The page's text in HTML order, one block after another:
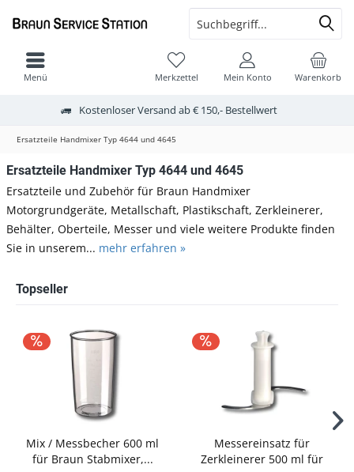
Kostenloser Versand ab € 150,- Bestellwert
Warenkorb
Merkzettel Mein Konto
Menü
Ersatzteile Handmixer Typ 4644 und 4645
Ersatzteile Handmixer Typ 4644 und 4645
Ersatzteile und Zubehör für Braun Handmixer
Motorgrundgeräte, Metallschaft, Plastikschaft, Zerkleinerer,
Behälter, Oberteile, Messer und viele weitere Produkte finden
Sie in unserem... mehr erfahren »
Topseller
Mix / Messbecher 600 ml
für Braun Stabmixer,...
Messereinsatz für
Zerkleinerer 500 ml für